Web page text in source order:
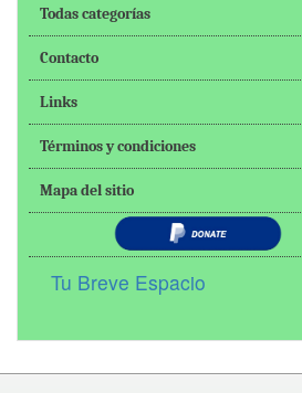
Todas categorías
Contacto
Links
Términos y condiciones
Mapa del sitio
Tu Breve Espacio